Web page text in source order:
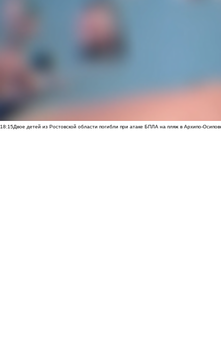
18:15Двое детей из Ростовской области погибли при атаке БПЛА на пляж в Архипо-